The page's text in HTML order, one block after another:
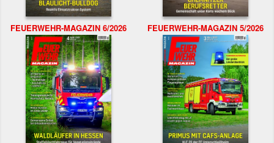
FEUERWEHR-MAGAZIN 6/2026 FEUERWEHR-MAGAZIN 5/2026